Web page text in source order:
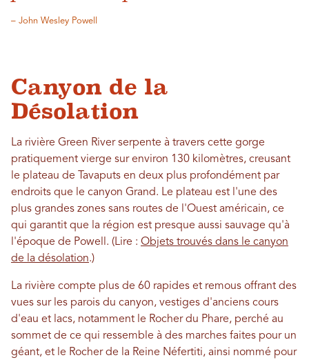
– John Wesley Powell
Canyon de la
Désolation
La rivière Green River serpente à travers cette gorge
pratiquement vierge sur environ 130 kilomètres, creusant
le plateau de Tavaputs en deux plus profondément par
endroits que le canyon Grand. Le plateau est l'une des
plus grandes zones sans routes de l'Ouest américain, ce
qui garantit que la région est presque aussi sauvage qu'à
l'époque de Powell. (Lire : Objets trouvés dans le canyon
de la désolation.)
La rivière compte plus de 60 rapides et remous offrant des
vues sur les parois du canyon, vestiges d'anciens cours
d'eau et lacs, notamment le Rocher du Phare, perché au
sommet de ce qui ressemble à des marches faites pour un
géant, et le Rocher de la Reine Néfertiti, ainsi nommé pour